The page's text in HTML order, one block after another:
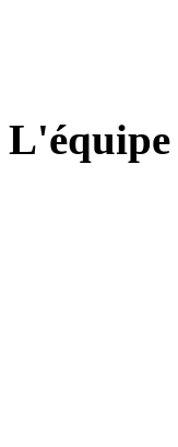
L'équipe